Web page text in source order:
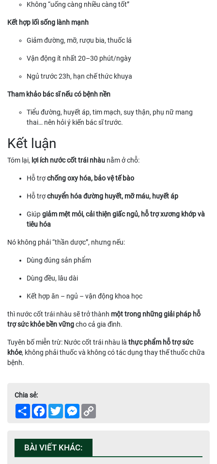
Không “uống càng nhiều càng tốt”
Kết hợp lối sống lành mạnh
Giảm đường, mỡ, rượu bia, thuốc lá
Vận động ít nhất 20–30 phút/ngày
Ngủ trước 23h, hạn chế thức khuya
Tham khảo bác sĩ nếu có bệnh nền
Tiểu đường, huyết áp, tim mạch, suy thận, phụ nữ mang
thai… nên hỏi ý kiến bác sĩ trước.
Kết luận
Tóm lại, lợi ích nước cốt trái nhàu nằm ở chỗ:
Hỗ trợchống oxy hóa, bảo vệ tế bào
Hỗ trợchuyển hóa đường huyết, mỡ máu, huyết áp
Giúpgiảm mệt mỏi, cải thiện giấc ngủ, hỗ trợ xương khớp và
tiêu hóa
Nó không phải “thần dược”, nhưng nếu:
Dùng đúng sản phẩm
Dùng đều, lâu dài
Kết hợp ăn – ngủ – vận động khoa học
thì nước cốt trái nhàu sẽ trở thành một trong những giải pháp hỗ
trợ sức khỏe bền vữngcho cả gia đình.
Tuyên bố miễn trừ: Nước cốt trái nhàu là thực phẩm hỗ trợ sức
khỏe, không phải thuốc và không có tác dụng thay thế thuốc chữa
bệnh.
Chia sẻ:
Share Facebook
TwitterMessenger
BÀI VIẾT KHÁC: